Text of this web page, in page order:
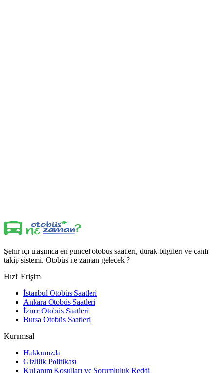
Şehir içi ulaşımda en güncel otobüs saatleri, durak bilgileri ve canlı
takip sistemi. Otobüs ne zaman gelecek ?
Hızlı Erişim
İstanbul Otobüs Saatleri
Ankara Otobüs Saatleri
İzmir Otobüs Saatleri
Bursa Otobüs Saatleri
Kurumsal
Hakkımızda
Gizlilik Politikası
Kullanım Koşulları ve Sorumluluk Reddi